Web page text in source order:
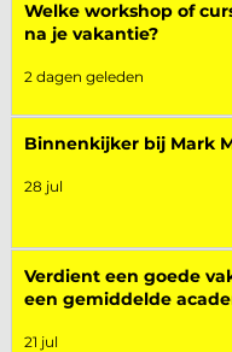
Welke workshop of
na je vakantie?
2 dagen geleden
Binnenkijker bij Mark
28 jul
Verdient een goede
een gemiddelde
21 jul